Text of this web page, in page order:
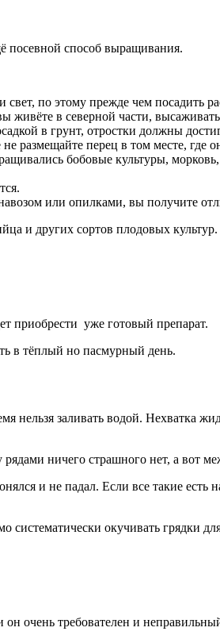
посевной способ выращивания.
по этому прежде чем посадить
живёте в северной части,
в грунт, отростки должны
размещайте перец в том месте, где
бобовые культуры,
или опилками, вы получите
и других сортов плодовых культур.
приобрести уже готовый препарат.
в тёплый но пасмурный день.
нельзя заливать водой. Нехватка
ничего страшного нет, а вот
и не падал. Если все такие есть
систематически окучивать грядки
очень требователен и